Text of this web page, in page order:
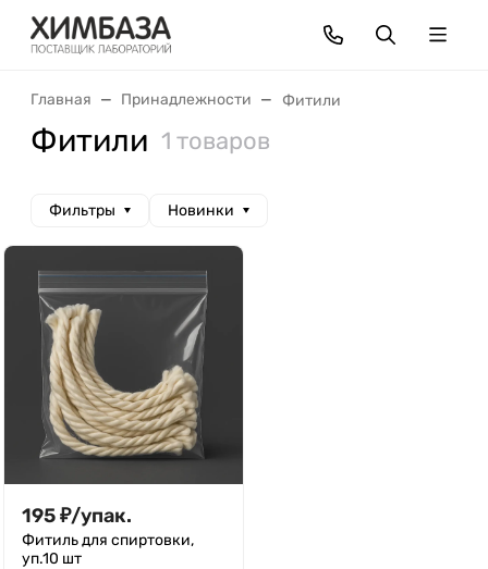
Главная Принадлежности Фитили
Фитили 1 товаров
Фильтры Новинки
195₽/упак.
Фитиль для спиртовки,
уп.10 шт